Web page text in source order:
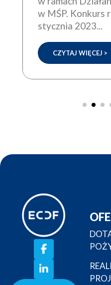
w MŚP. Konkurs
stycznia 2023...
CZYTAJ WIĘCEJ >